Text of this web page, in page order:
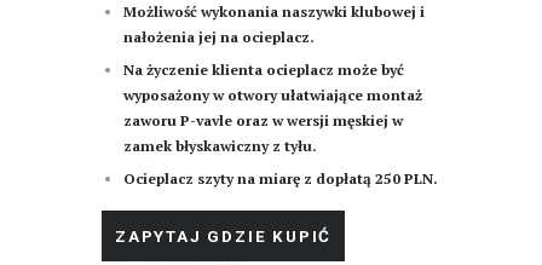
Możliwość wykonania naszywki klubowej i
nałożenia jej na ocieplacz.
Na życzenie klienta ocieplacz może być
wyposażony w otwory ułatwiające montaż
zaworu P-vavle oraz w wersji męskiej w
zamek błyskawiczny z tyłu.
Ocieplacz szyty na miarę z dopłatą 250 PLN.
ZAPYTAJ GDZIE KUPIĆ